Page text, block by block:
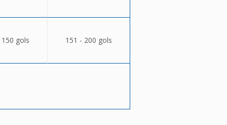
gols 151 - 200 gols